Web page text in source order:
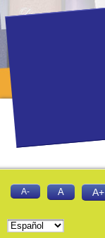
A- A A+